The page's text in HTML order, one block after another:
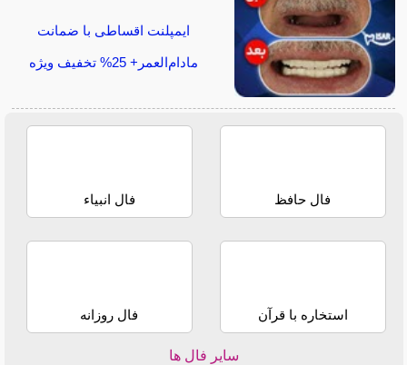
ایمپلنت اقساطی با ضمانت
مادام‌العمر+ 25% تخفیف ویژه
فال حافظ فال انبیاء
استخاره با قرآن فال روزانه
سایر فال ها